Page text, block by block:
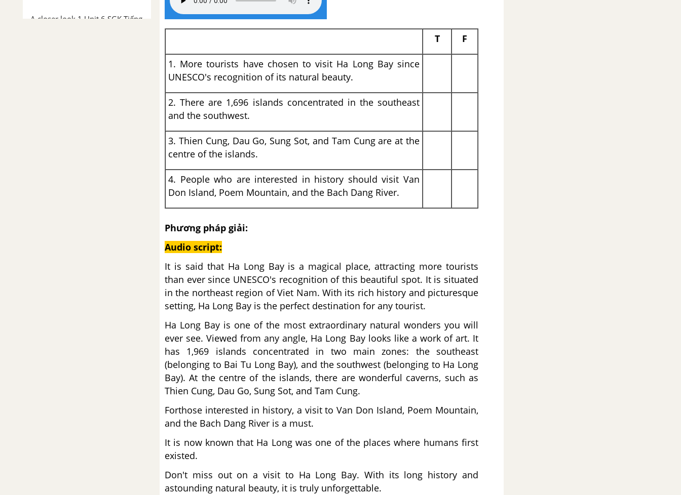
A closer look 1 Unit 6 SGK Tiếng
T F
1. More tourists have chosen to visit Ha Long Bay since
UNESCO's recognition of its natural beauty.
2. There are 1,696 islands concentrated in the southeast
and the southwest.
3. Thien Cung, Dau Go, Sung Sot, and Tam Cung are at the
centre of the islands.
4. People who are interested in history should visit Van
Don Island, Poem Mountain, and the Bach Dang River.
Phương pháp giải:
Audio script:
It is said that Ha Long Bay is a magical place, attracting more tourists
than ever since UNESCO's recognition of this beautiful spot. It is situated
in the northeast region of Viet Nam. With its rich history and picturesque
setting, Ha Long Bay is the perfect destination for any tourist.
Ha Long Bay is one of the most extraordinary natural wonders you will
ever see. Viewed from any angle, Ha Long Bay looks like a work of art. It
has 1,969 islands concentrated in two main zones: the southeast
(belonging to Bai Tu Long Bay), and the southwest (belonging to Ha Long
Bay). At the centre of the islands, there are wonderful caverns, such as
Thien Cung, Dau Go, Sung Sot, and Tam Cung.
Forthose interested in history, a visit to Van Don Island, Poem Mountain,
and the Bach Dang River is a must.
It is now known that Ha Long was one of the places where humans first
existed.
Don't miss out on a visit to Ha Long Bay. With its long history and
astounding natural beauty, it is truly unforgettable.